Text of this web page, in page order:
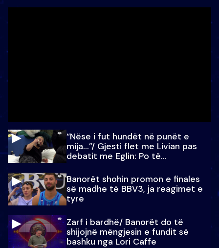
“Nëse i fut hundët në punët e
mija…”/ Gjesti flet me Livian pas
debatit me Eglin: Po të
Banorët shohin promon e finales
së madhe të BBV3, ja reagimet e
tyre
Zarf i bardhë/ Banorët do të
shijojnë mëngjesin e fundit së
bashku nga Lori Caffe